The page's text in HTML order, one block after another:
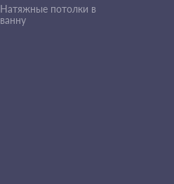
Натяжные потолки в
ванну